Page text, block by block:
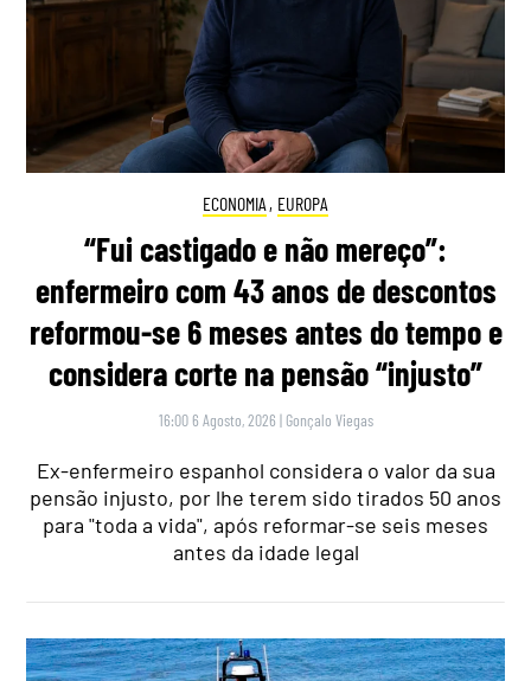
ECONOMIA , EUROPA
“Fui castigado e não mereço”:
enfermeiro com 43 anos de descontos
reformou-se 6 meses antes do tempo e
considera corte na pensão “injusto”
16:00 6 Agosto, 2026 | Gonçalo Viegas
Ex-enfermeiro espanhol considera o valor da sua
pensão injusto, por lhe terem sido tirados 50 anos
para "toda a vida", após reformar-se seis meses
antes da idade legal